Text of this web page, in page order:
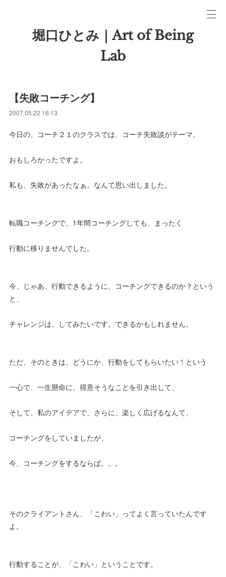
堀口ひとみ｜Art of Being
Lab
【失敗コーチング】
2007.05.22 16:13
今日の、コーチ２１のクラスでは、コーチ失敗談がテーマ。
おもしろかったですよ。
私も、失敗があったなぁ。なんて思い出しました。
転職コーチングで、1年間コーチングしても、まったく
行動に移りませんでした。
今、じゃあ、行動できるように、コーチングできるのか？という
と、
チャレンジは、してみたいです。できるかもしれません。
ただ、そのときは、どうにか、行動をしてもらいたい！という
一心で、一生懸命に、得意そうなことを引き出して、
そして、私のアイデアで、さらに、楽しく広げるなんて、
コーチングをしていましたが、
今、コーチングをするならば。。。
そのクライアントさん、「こわい」ってよく言っていたんです
よ。
行動することが、「こわい」ということです。